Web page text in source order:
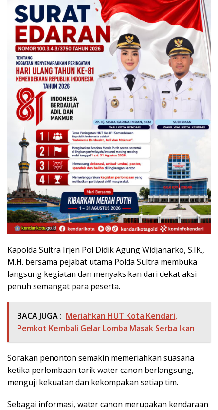
Kapolda Sultra Irjen Pol Didik Agung Widjanarko, S.IK.,
M.H. bersama pejabat utama Polda Sultra membuka
langsung kegiatan dan menyaksikan dari dekat aksi
penuh semangat para peserta.
BACA JUGA : Meriahkan HUT Kota Kendari,
Pemkot Kembali Gelar Lomba Masak Serba Ikan
Sorakan penonton semakin memeriahkan suasana
ketika perlombaan tarik water canon berlangsung,
menguji kekuatan dan kekompakan setiap tim.
Sebagai informasi, water canon merupakan kendaraan